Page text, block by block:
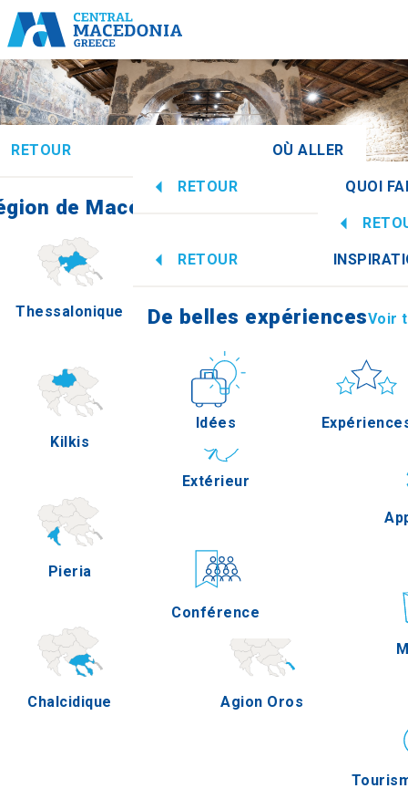
RETOUR OÙ ALLER
de Macédoine centrale
Thessalonique Imathia
Kilkis
Pieria Serres
Chalcidique Agion Oros
RETOUR QUOI
Culture
Extérieur
Conférence
How
RETOUR
De belles expériencesVoir
Idées